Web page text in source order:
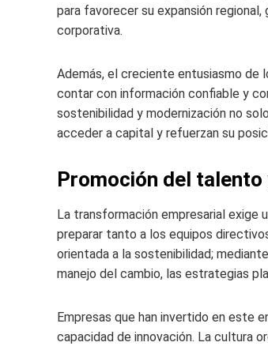
para favorecer su expansión
corporativa.
Además, el creciente entusiasmo de
contar con información confiable y
sostenibilidad y modernización no
acceder a capital y refuerzan su
Promoción del
La transformación empresarial exige
preparar tanto a los equipos
orientada a la sostenibilidad;
manejo del cambio, las estrategias
Empresas que han invertido en este
capacidad de innovación. La cultura